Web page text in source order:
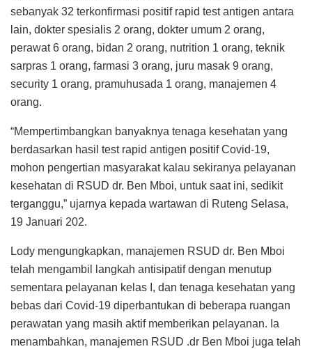
sebanyak 32 terkonfirmasi positif rapid test antigen antara
lain, dokter spesialis 2 orang, dokter umum 2 orang,
perawat 6 orang, bidan 2 orang, nutrition 1 orang, teknik
sarpras 1 orang, farmasi 3 orang, juru masak 9 orang,
security 1 orang, pramuhusada 1 orang, manajemen 4
orang.
“Mempertimbangkan banyaknya tenaga kesehatan yang
berdasarkan hasil test rapid antigen positif Covid-19,
mohon pengertian masyarakat kalau sekiranya pelayanan
kesehatan di RSUD dr. Ben Mboi, untuk saat ini, sedikit
terganggu,” ujarnya kepada wartawan di Ruteng Selasa,
19 Januari 202.
Lody mengungkapkan, manajemen RSUD dr. Ben Mboi
telah mengambil langkah antisipatif dengan menutup
sementara pelayanan kelas I, dan tenaga kesehatan yang
bebas dari Covid-19 diperbantukan di beberapa ruangan
perawatan yang masih aktif memberikan pelayanan. Ia
menambahkan, manajemen RSUD .dr Ben Mboi juga telah